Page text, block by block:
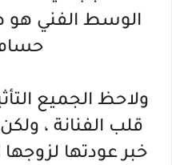
الوسط الفني هو
ولاحظ الجميع
قلب الفنانة ،
خبر عودتها